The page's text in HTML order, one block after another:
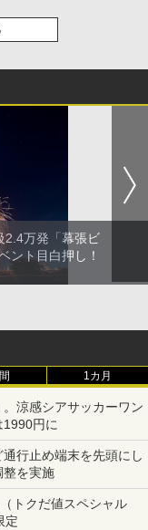
2.4万発「幕張ビ
ント目白押し！
1カ月
涼感シアサッカーワン
1990円に
行止め端末を先頭にし
整を実施
トクだ値スペシャル
定